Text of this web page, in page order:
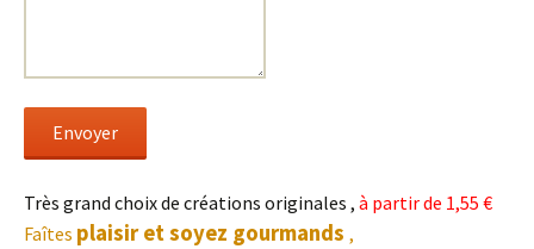
Envoyer
Très grand choix de créations originales , à partir de 1,55 €
Faîtes plaisir et soyez gourmands ,